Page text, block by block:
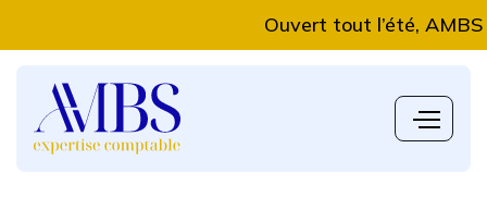
Ouvert tout l’été, AMBS